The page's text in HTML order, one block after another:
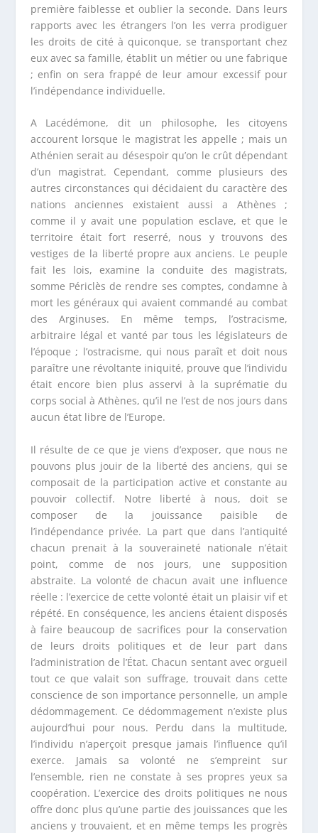
première faiblesse et oublier la seconde. Dans leurs
rapports avec les étrangers l’on les verra prodiguer
les droits de cité à quiconque, se transportant chez
eux avec sa famille, établit un métier ou une fabrique
; enfin on sera frappé de leur amour excessif pour
l’indépendance individuelle.
A Lacédémone, dit un philosophe, les citoyens
accourent lorsque le magistrat les appelle ; mais un
Athénien serait au désespoir qu’on le crût dépendant
d’un magistrat. Cependant, comme plusieurs des
autres circonstances qui décidaient du caractère des
nations anciennes existaient aussi a Athènes ;
comme il y avait une population esclave, et que le
territoire était fort reserré, nous y trouvons des
vestiges de la liberté propre aux anciens. Le peuple
fait les lois, examine la conduite des magistrats,
somme Périclès de rendre ses comptes, condamne à
mort les généraux qui avaient commandé au combat
des Arginuses. En même temps, l’ostracisme,
arbitraire légal et vanté par tous les législateurs de
l’époque ; l’ostracisme, qui nous paraît et doit nous
paraître une révoltante iniquité, prouve que l’individu
était encore bien plus asservi à la suprématie du
corps social à Athènes, qu’il ne l’est de nos jours dans
aucun état libre de l’Europe.
Il résulte de ce que je viens d’exposer, que nous ne
pouvons plus jouir de la liberté des anciens, qui se
composait de la participation active et constante au
pouvoir collectif. Notre liberté à nous, doit se
composer de la jouissance paisible de
l’indépendance privée. La part que dans l’antiquité
chacun prenait à la souveraineté nationale n’était
point, comme de nos jours, une supposition
abstraite. La volonté de chacun avait une influence
réelle : l’exercice de cette volonté était un plaisir vif et
répété. En conséquence, les anciens étaient disposés
à faire beaucoup de sacrifices pour la conservation
de leurs droits politiques et de leur part dans
l’administration de l’État. Chacun sentant avec orgueil
tout ce que valait son suffrage, trouvait dans cette
conscience de son importance personnelle, un ample
dédommagement. Ce dédommagement n’existe plus
aujourd’hui pour nous. Perdu dans la multitude,
l’individu n’aperçoit presque jamais l’influence qu’il
exerce. Jamais sa volonté ne s’empreint sur
l’ensemble, rien ne constate à ses propres yeux sa
coopération. L’exercice des droits politiques ne nous
offre donc plus qu’une partie des jouissances que les
anciens y trouvaient, et en même temps les progrès